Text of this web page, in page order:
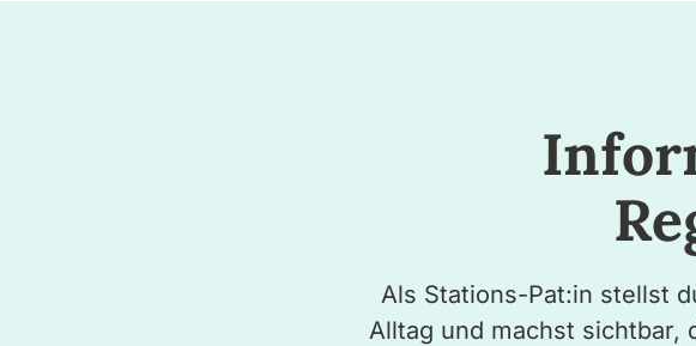
Als Stations-Pat:in stellst
Alltag und machst sichtbar,